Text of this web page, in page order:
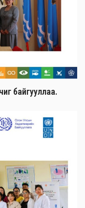
байгууллаа.